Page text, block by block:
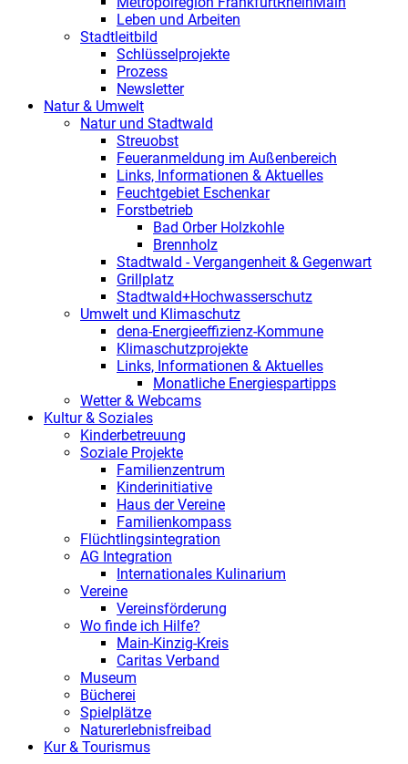
Leben und Arbeiten
Stadtleitbild
Schlüsselprojekte
Prozess
Newsletter
Natur & Umwelt
Natur und Stadtwald
Streuobst
Feueranmeldung im Außenbereich
Links, Informationen & Aktuelles
Feuchtgebiet Eschenkar
Forstbetrieb
Bad Orber Holzkohle
Brennholz
Stadtwald - Vergangenheit & Gegenwart
Grillplatz
Stadtwald+Hochwasserschutz
Umwelt und Klimaschutz
dena-Energieeffizienz-Kommune
Klimaschutzprojekte
Links, Informationen & Aktuelles
Monatliche Energiespartipps
Wetter & Webcams
Kultur & Soziales
Kinderbetreuung
Soziale Projekte
Familienzentrum
Kinderinitiative
Haus der Vereine
Familienkompass
Flüchtlingsintegration
AG Integration
Internationales Kulinarium
Vereine
Vereinsförderung
Wo finde ich Hilfe?
Main-Kinzig-Kreis
Caritas Verband
Museum
Bücherei
Spielplätze
Naturerlebnisfreibad
Kur & Tourismus